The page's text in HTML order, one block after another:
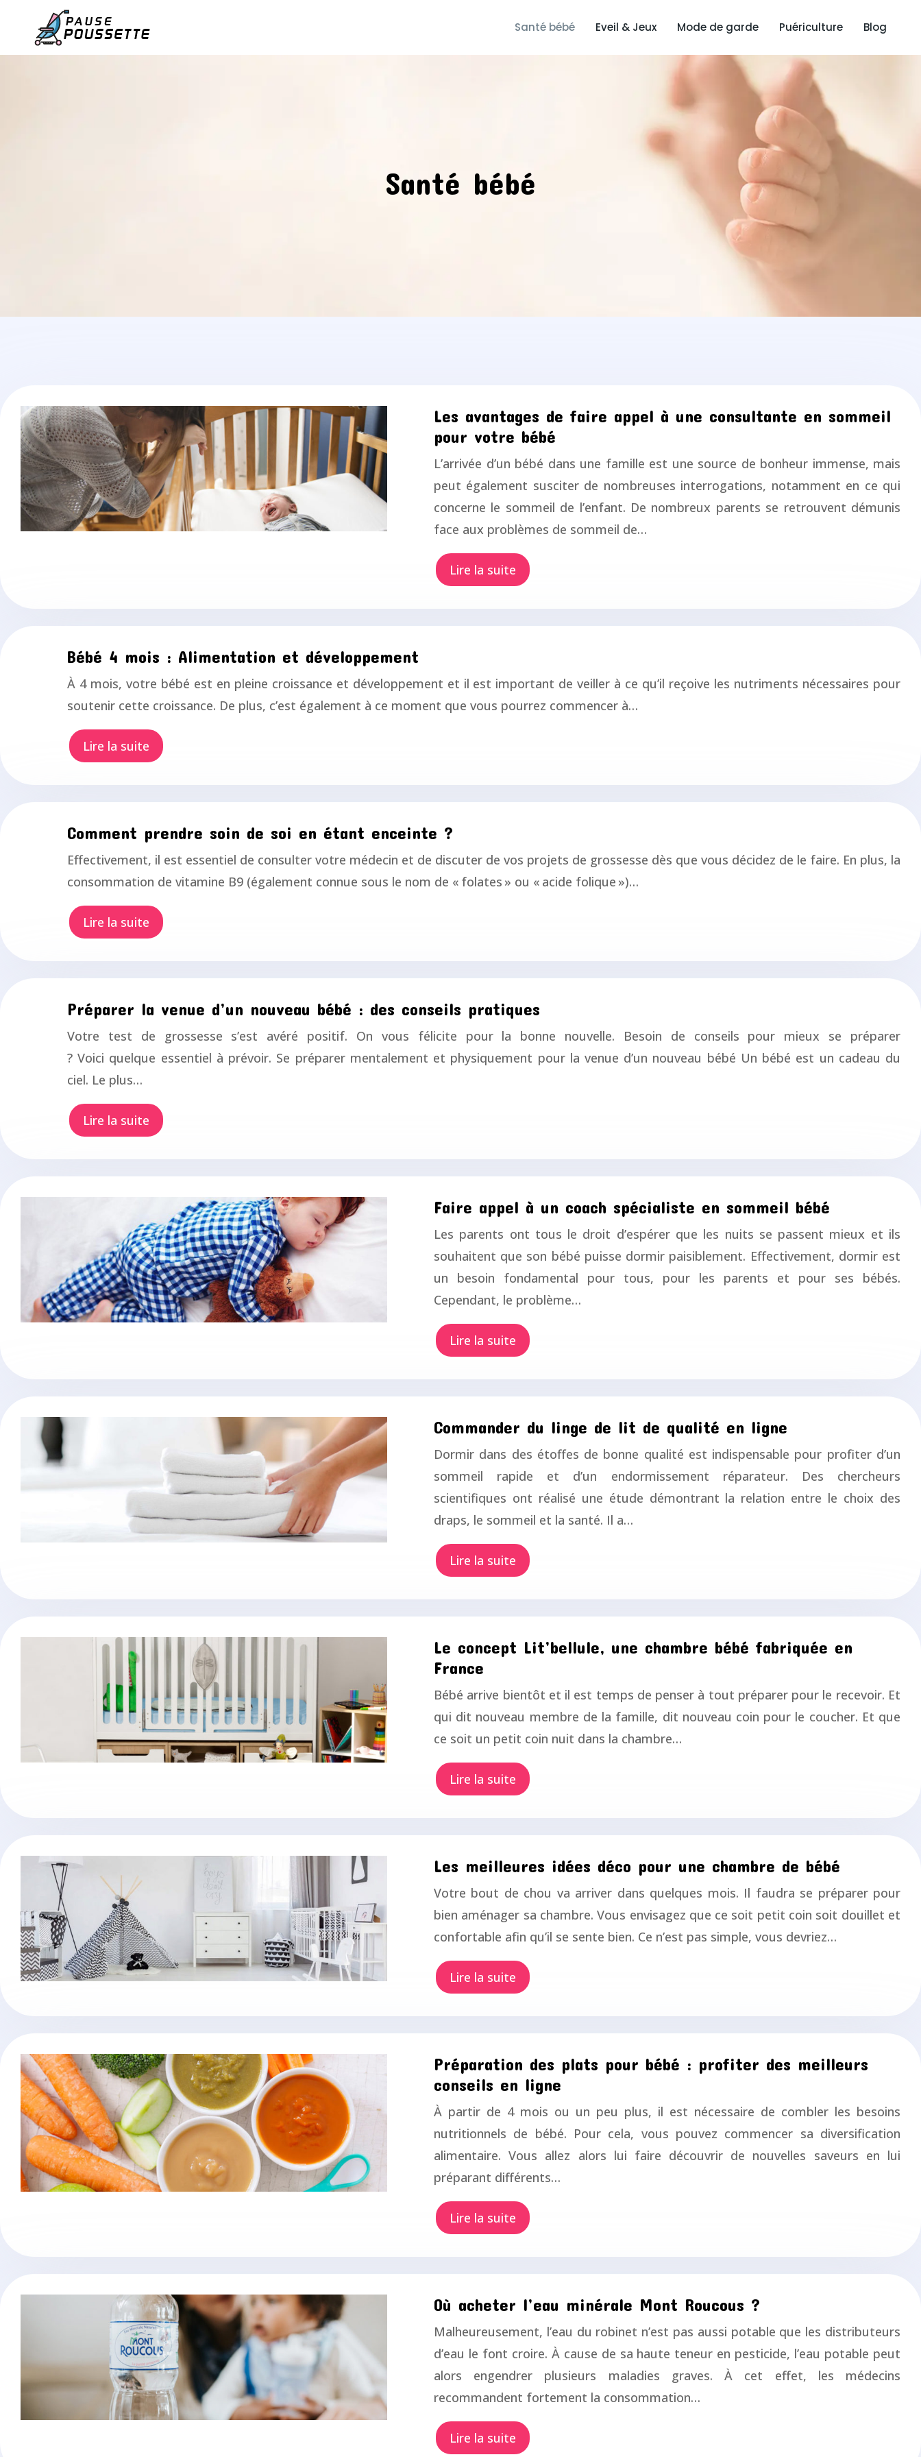
Santé bébé Eveil & Jeux Mode de garde Puériculture Blog
Santé bébé
Les avantages de faire appel à une consultante en sommeil
pour votre bébé
L’arrivée d’un bébé dans une famille est une source de bonheur immense, mais
peut également susciter de nombreuses interrogations, notamment en ce qui
concerne le sommeil de l’enfant. De nombreux parents se retrouvent démunis
face aux problèmes de sommeil de…
Lire la suite
Bébé 4 mois : Alimentation et développement
À 4 mois, votre bébé est en pleine croissance et développement et il est important de veiller à ce qu’il reçoive les nutriments nécessaires pour
soutenir cette croissance. De plus, c’est également à ce moment que vous pourrez commencer à…
Lire la suite
Comment prendre soin de soi en étant enceinte ?
Effectivement, il est essentiel de consulter votre médecin et de discuter de vos projets de grossesse dès que vous décidez de le faire. En plus, la
consommation de vitamine B9 (également connue sous le nom de « folates » ou « acide folique »)…
Lire la suite
Préparer la venue d’un nouveau bébé : des conseils pratiques
Votre test de grossesse s’est avéré positif. On vous félicite pour la bonne nouvelle. Besoin de conseils pour mieux se préparer
? Voici quelque essentiel à prévoir. Se préparer mentalement et physiquement pour la venue d’un nouveau bébé Un bébé est un cadeau du
ciel. Le plus…
Lire la suite
Faire appel à un coach spécialiste en sommeil bébé
Les parents ont tous le droit d’espérer que les nuits se passent mieux et ils
souhaitent que son bébé puisse dormir paisiblement. Effectivement, dormir est
un besoin fondamental pour tous, pour les parents et pour ses bébés.
Cependant, le problème…
Lire la suite
Commander du linge de lit de qualité en ligne
Dormir dans des étoffes de bonne qualité est indispensable pour profiter d’un
sommeil rapide et d’un endormissement réparateur. Des chercheurs
scientifiques ont réalisé une étude démontrant la relation entre le choix des
draps, le sommeil et la santé. Il a…
Lire la suite
Le concept Lit’bellule, une chambre bébé fabriquée en
France
Bébé arrive bientôt et il est temps de penser à tout préparer pour le recevoir. Et
qui dit nouveau membre de la famille, dit nouveau coin pour le coucher. Et que
ce soit un petit coin nuit dans la chambre…
Lire la suite
Les meilleures idées déco pour une chambre de bébé
Votre bout de chou va arriver dans quelques mois. Il faudra se préparer pour
bien aménager sa chambre. Vous envisagez que ce soit petit coin soit douillet et
confortable afin qu’il se sente bien. Ce n’est pas simple, vous devriez…
Lire la suite
Préparation des plats pour bébé : profiter des meilleurs
conseils en ligne
À partir de 4 mois ou un peu plus, il est nécessaire de combler les besoins
nutritionnels de bébé. Pour cela, vous pouvez commencer sa diversification
alimentaire. Vous allez alors lui faire découvrir de nouvelles saveurs en lui
préparant différents…
Lire la suite
Où acheter l’eau minérale Mont Roucous ?
Malheureusement, l’eau du robinet n’est pas aussi potable que les distributeurs
d’eau le font croire. À cause de sa haute teneur en pesticide, l’eau potable peut
alors engendrer plusieurs maladies graves. À cet effet, les médecins
recommandent fortement la consommation…
Lire la suite